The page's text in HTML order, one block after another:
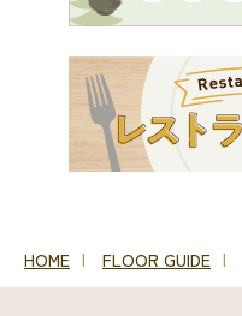
HOME FLOOR GUIDE